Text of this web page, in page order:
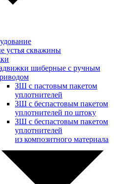
устья скважины
шиберные с ручным
ЗШ с пастовым пакетом
уплотнителей
ЗШ с беспастовым пакетом
уплотнителей по штоку
ЗШ с беспастовым пакетом
уплотнителей
из композитного материала